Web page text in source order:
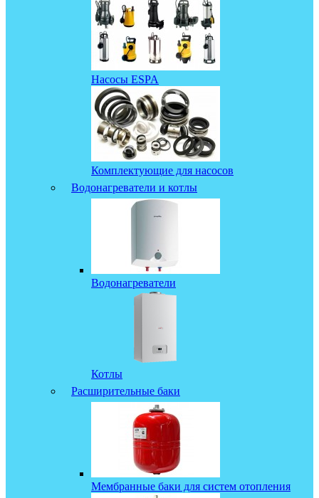
Насосы ESPA
Комплектующие для насосов
Водонагреватели и котлы
Водонагреватели
Котлы
Расширительные баки
Мембранные баки для систем отопления